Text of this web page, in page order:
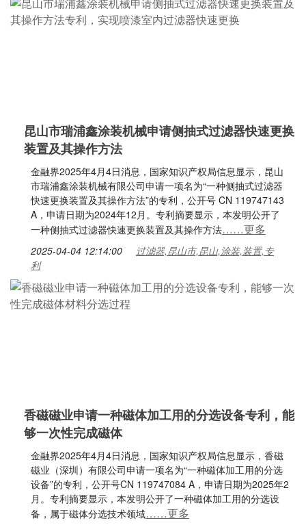
昆山市瑞浦鑫涂装机械申请侧抽式过滤器快速更换
装置及其操作方法
金融界2025年4月4日消息，国家知识产权局信息显示，昆山
市瑞浦鑫涂装机械有限公司申请一项名为“一种侧抽式过滤器
快速更换装置及其操作方法”的专利，公开号 CN 119747143
A，申请日期为2024年12月。专利摘要显示，本发明公开了
一种侧抽式过滤器快速更换装置及其操作方法……更多
2025-04-04 12:14:00
过滤器,昆山市,昆山,涂装,装置,专
利
香磁磁业申请一种磁体加工用的分选设备专利，能
够一次性完成磁体
金融界2025年4月4日消息，国家知识产权局信息显示，香磁
磁业（深圳）有限公司申请一项名为“一种磁体加工用的分选
设备”的专利，公开号CN 119747084 A，申请日期为2025年2
月。专利摘要显示，本发明公开了一种磁体加工用的分选设
备，属于磁体分选技术领域……更多